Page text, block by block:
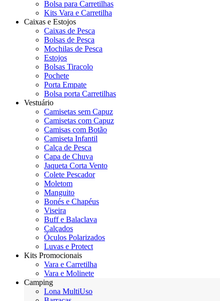
Bolsa para Carretilhas
Kits Vara e Carretilha
Caixas e Estojos
Caixas de Pesca
Bolsas de Pesca
Mochilas de Pesca
Estojos
Bolsas Tiracolo
Pochete
Porta Empate
Bolsa porta Carretilhas
Vestuário
Camisetas sem Capuz
Camisetas com Capuz
Camisas com Botão
Camiseta Infantil
Calça de Pesca
Capa de Chuva
Jaqueta Corta Vento
Colete Pescador
Moletom
Manguito
Bonés e Chapéus
Viseira
Buff e Balaclava
Calçados
Óculos Polarizados
Luvas e Protect
Kits Promocionais
Vara e Carretilha
Vara e Molinete
Camping
Lona MultiUso